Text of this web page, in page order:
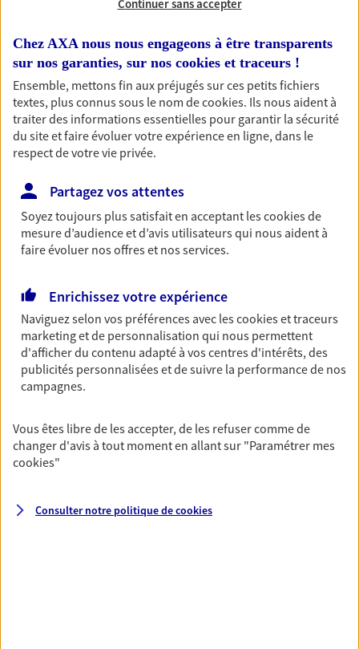
Nos offres phares
Épargne
Réalisez vos projets grâce à votre épargne : achat
immobilier, études des enfants ou voyage autour
du monde… Épargnez à votre rythme et
simplement, selon votre profil.
Retraite
Préparez sereinement ce nouveau chapitre de
notre solution PER (Plan Epargne Retraite)
spécialement conçue pour la retraite.
Santé
Couvrez vos dépenses de santé ainsi que celles de
votre famille avec la complémentaire santé qui
Prévoyance
contrat prévoyance. Préservez vos proches en cas
d'accident ou de maladie en optant pour les
Continuer sans accepter
Chez AXA nous nous engageons à être transparents
sur nos garanties, sur nos cookies et traceurs !
Ensemble, mettons fin aux préjugés sur ces petits fichiers
textes, plus connus sous le nom decookies. Ils nous aident à
traiter des informations essentielles pour garantir la sécurité
du site et faire évoluer votre expérience en ligne, dans le
respect de votre vie privée.
Partagez vos attentes
Soyez toujours plus satisfait en acceptant lescookiesde
mesure d’audience et d’avis utilisateurs qui nous aident à
faire évoluer nos offres et nos services.
Enrichissez votre expérience
Naviguez selon vos préférences avec lescookies et traceurs
marketing et de personnalisation qui nous permettent
d'afficher du contenu adapté à vos centres d'intérêts, des
publicités personnalisées et de suivre la performance de nos
campagnes.
Vous êtes libre de les accepter, de les refuser comme de
changer d'avis à tout moment en allant sur "Paramétrer mes
cookies"
Consulter notre politique decookies